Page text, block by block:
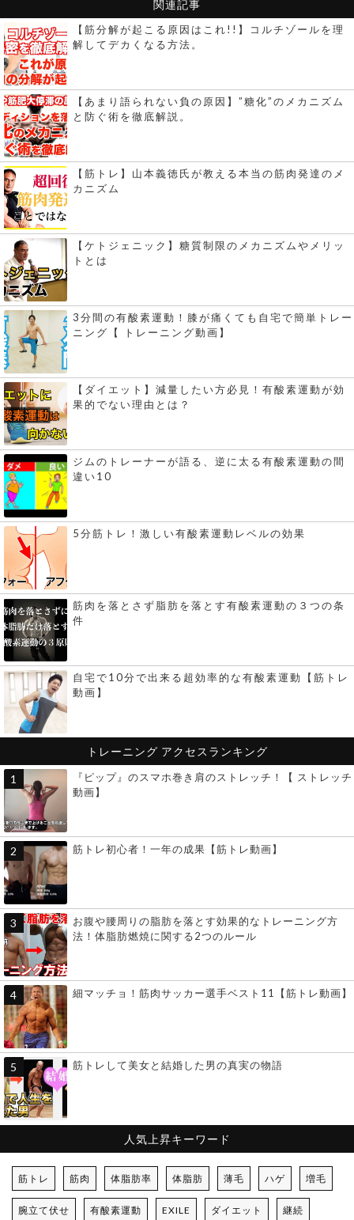
関連記事
【筋分解が起こる原因はこれ!!】コルチゾールを理
解してデカくなる方法。
【あまり語られない負の原因】”糖化”のメカニズム
と防ぐ術を徹底解説。
【筋トレ】山本義徳氏が教える本当の筋肉発達のメ
カニズム
【ケトジェニック】糖質制限のメカニズムやメリッ
トとは
3分間の有酸素運動！膝が痛くても自宅で簡単トレー
ニング【 トレーニング動画】
【ダイエット】減量したい方必見！有酸素運動が効
果的でない理由とは？
ジムのトレーナーが語る、逆に太る有酸素運動の間
違い10
5分筋トレ！激しい有酸素運動レベルの効果
筋肉を落とさず脂肪を落とす有酸素運動の３つの条
件
自宅で10分で出来る超効率的な有酸素運動【筋トレ
動画】
トレーニング アクセスランキング
『ピップ』のスマホ巻き肩のストレッチ！【 ストレッチ
動画】
筋トレ初心者！一年の成果【筋トレ動画】
お腹や腰周りの脂肪を落とす効果的なトレーニング方
法！体脂肪燃焼に関する2つのルール
細マッチョ！筋肉サッカー選手ベスト11【筋トレ動画】
筋トレして美女と結婚した男の真実の物語
人気上昇キーワード
筋トレ 筋肉 体脂肪率 体脂肪 薄毛 ハゲ 増毛
腕立て伏せ 有酸素運動 EXILE ダイエット 継続